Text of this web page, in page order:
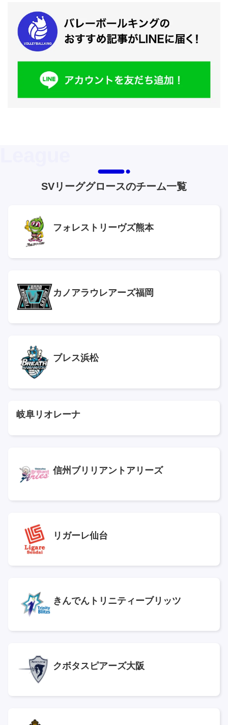
SVリーググロースのチーム一覧
フォレストリーヴズ熊本
カノアラウレアーズ福岡
ブレス浜松
岐阜リオレーナ
信州ブリリアントアリーズ
リガーレ仙台
きんでんトリニティーブリッツ
クボタスピアーズ大阪